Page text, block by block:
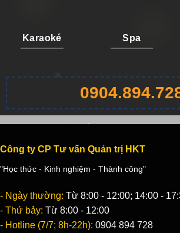
Karaoké Spa
Công ty CP Tư vấn Quản trị HKT
"Học thức - Kinh nghiệm - Thành công"
- Ngày thường: Từ 8:00 - 12:00; 14:00 -
- Thứ bảy: Từ 8:00 - 12:00
- Hotline (7/7; 8h-22h): 0904 894 728